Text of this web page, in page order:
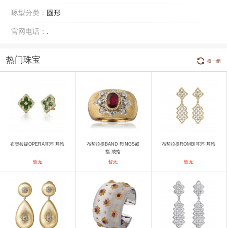
琢型分类： 圆形
官网电话：
热门珠宝 换一组
布契拉提OPERA耳环 耳饰
暂无
布契拉提BAND RINGS戒
指 戒指
暂无
布契拉提ROMBI耳环 耳饰
暂无